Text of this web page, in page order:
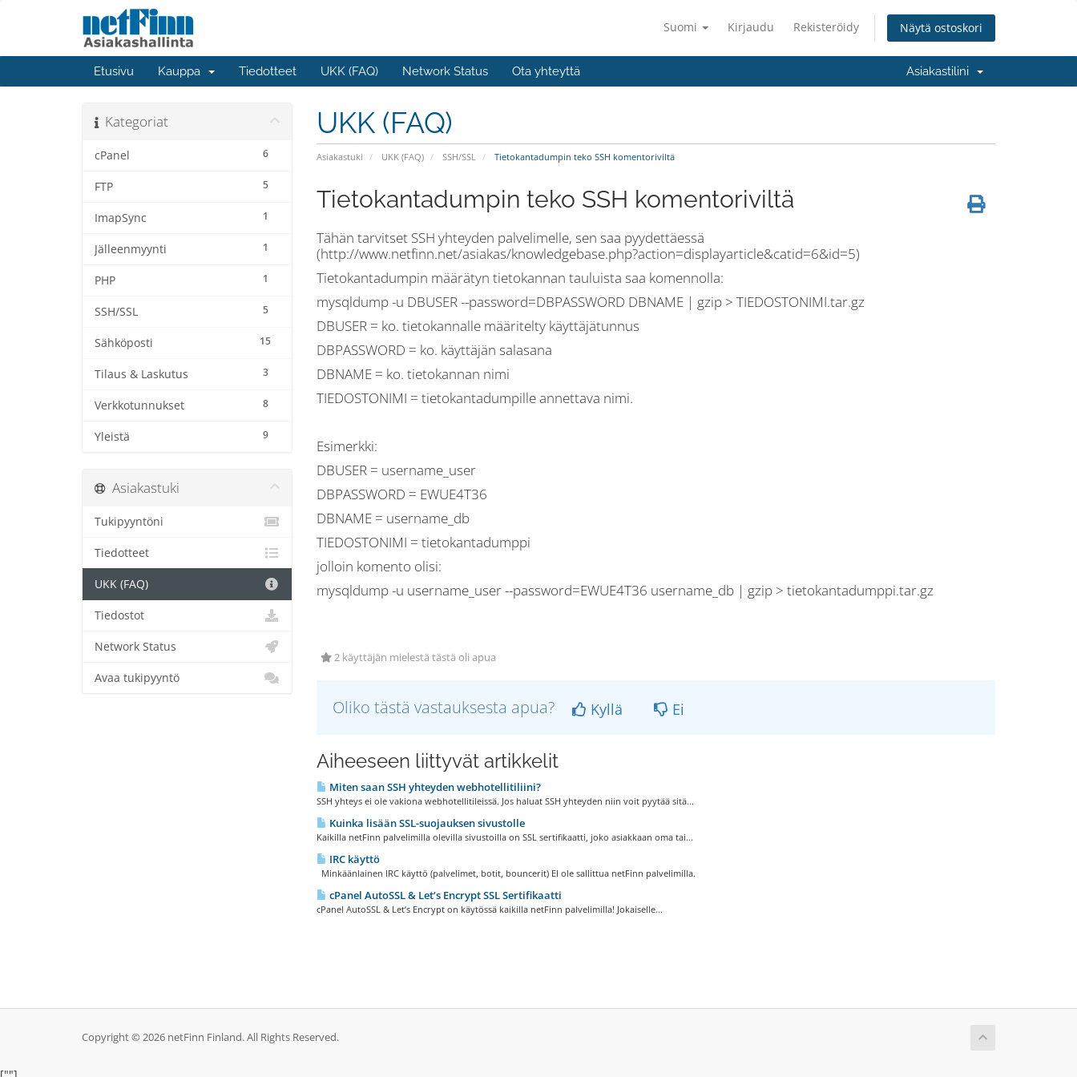
Suomi Kirjaudu Rekisteröidy Näytä ostoskori
Etusivu Kauppa Tiedotteet UKK (FAQ) Network Status Ota yhteyttä Asiakastilini
UKK (FAQ)
Asiakastuki UKK (FAQ) SSH/SSL Tietokantadumpin teko SSH komentoriviltä
Kategoriat
6
cPanel
5
FTP
1
ImapSync
1
Jälleenmyynti
1
PHP
5
SSH/SSL
15
Sähköposti
3
Tilaus & Laskutus
8
Verkkotunnukset
9
Yleistä
Tietokantadumpin teko SSH komentoriviltä
Tähän tarvitset SSH yhteyden palvelimelle, sen saa pyydettäessä
(http://www.netfinn.net/asiakas/knowledgebase.php?action=displayarticle&catid=6&id=5)
Tietokantadumpin määrätyn tietokannan tauluista saa komennolla:
mysqldump -u DBUSER --password=DBPASSWORD DBNAME | gzip > TIEDOSTONIMI.tar.gz
DBUSER = ko. tietokannalle määritelty käyttäjätunnus
DBPASSWORD = ko. käyttäjän salasana
DBNAME = ko. tietokannan nimi
TIEDOSTONIMI = tietokantadumpille annettava nimi.
Esimerkki:
DBUSER = username_user
DBPASSWORD = EWUE4T36
DBNAME = username_db
TIEDOSTONIMI = tietokantadumppi
jolloin komento olisi:
mysqldump -u username_user --password=EWUE4T36 username_db | gzip > tietokantadumppi.tar.gz
2 käyttäjän mielestä tästä oli apua
Oliko tästä vastauksesta apua? Kyllä Ei
Aiheeseen liittyvät artikkelit
Miten saan SSH yhteyden webhotellitiliini?
SSH yhteys ei ole vakiona webhotellitileissä. Jos haluat SSH yhteyden niin voit pyytää sitä...
Kuinka lisään SSL-suojauksen sivustolle
Kaikilla netFinn palvelimilla olevilla sivustoilla on SSL sertifikaatti, joko asiakkaan oma tai...
IRC käyttö
Minkäänlainen IRC käyttö (palvelimet, botit, bouncerit) EI ole sallittua netFinn palvelimilla.
cPanel AutoSSL & Let’s Encrypt SSL Sertifikaatti
cPanel AutoSSL & Let’s Encrypt on käytössä kaikilla netFinn palvelimilla! Jokaiselle...
Asiakastuki
Tukipyyntöni
Tiedotteet
UKK (FAQ)
Tiedostot
Network Status
Avaa tukipyyntö
Copyright © 2026 netFinn Finland. All Rights Reserved.